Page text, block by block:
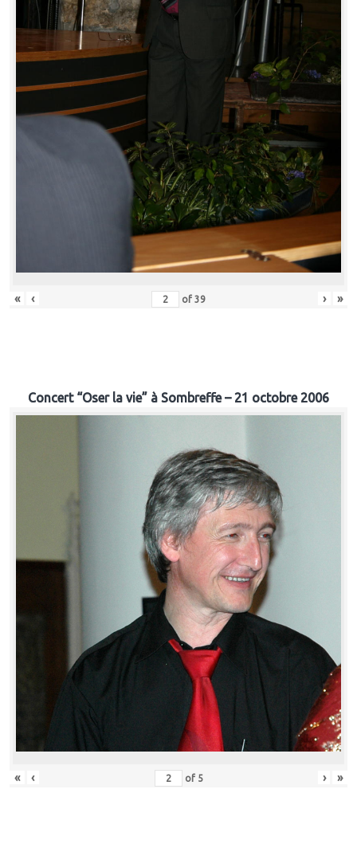
« ‹ of 39 › »
Concert “Oser la vie” à Sombreffe – 21 octobre 2006
« ‹ of 5 › »